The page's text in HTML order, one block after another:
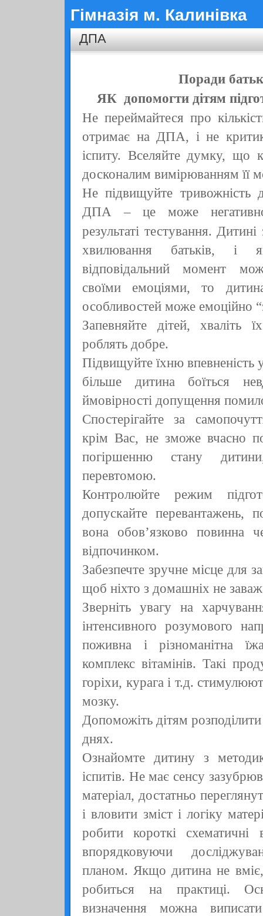
Гімназія м. Калинівка
ДПА
Поради
ЯК допомогти дітям
Не переймайтеся про
отримає на ДПА, і не
іспиту. Вселяйте думку, що
досконалим вимірюванням її
Не підвищуйте тривожність
ДПА – це може
результаті тестування.
хвилювання батьків, і
відповідальний момент
своїми емоціями, то
особливостей може емоційно
Запевняйте дітей,
роблять добре.
Підвищуйте їхню
більше дитина боїться
ймовірності допущення
Спостерігайте за
крім Вас, не зможе вчасно
погіршенню стану
перевтомою.
Контролюйте режим
допускайте перевантажень,
вона обов’язково повинна
відпочинком.
Забезпечте зручне місце для
щоб ніхто з домашніх не
Зверніть увагу на
інтенсивного розумового
поживна і різноманітна
комплекс вітамінів. Такі
горіхи, курага і т.д.
мозку.
Допоможіть дітям
днях.
Ознайомте дитину з
іспитів. Не має сенсу
матеріал, достатньо
і вловити зміст і логіку
робити короткі схематичні
впорядковуючи
планом. Якщо дитина не
робиться на практиці.
визначення можна